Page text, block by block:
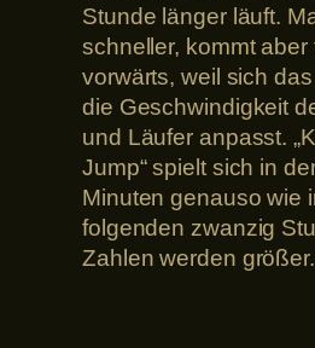
Stunde länger läuft.
schneller, kommt aber
vorwärts, weil sich
die Geschwindigkeit
und Läufer anpasst.
Jump“ spielt sich in
Minuten genauso wie
folgenden zwanzig
Zahlen werden größer.